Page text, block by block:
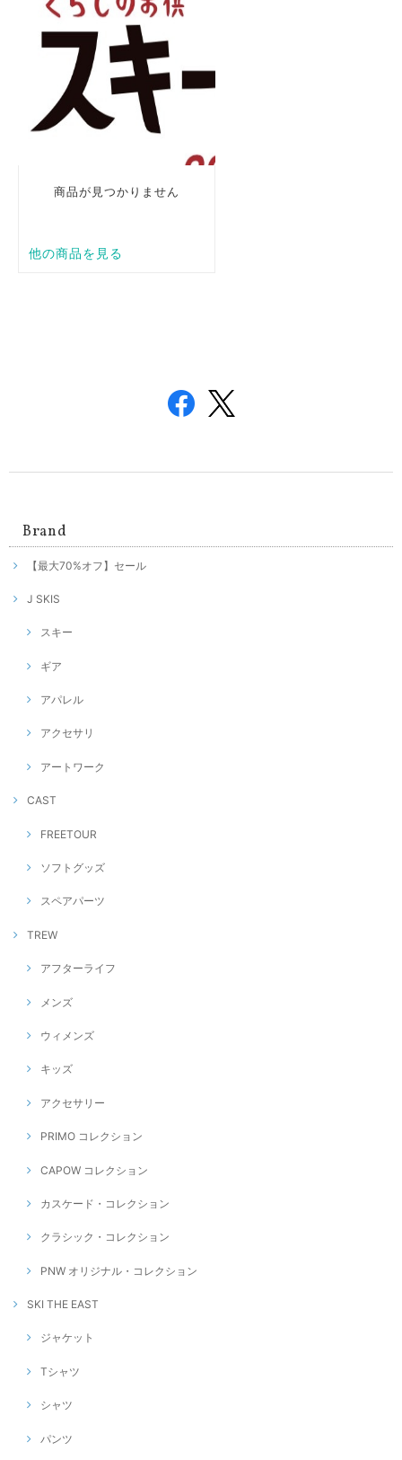
Brand
【最大70%オフ】セール
J SKIS
スキー
ギア
アパレル
アクセサリ
アートワーク
CAST
FREETOUR
ソフトグッズ
スペアパーツ
TREW
アフターライフ
メンズ
ウィメンズ
キッズ
アクセサリー
PRIMO コレクション
CAPOW コレクション
カスケード・コレクション
クラシック・コレクション
PNW オリジナル・コレクション
SKI THE EAST
ジャケット
Tシャツ
シャツ
パンツ